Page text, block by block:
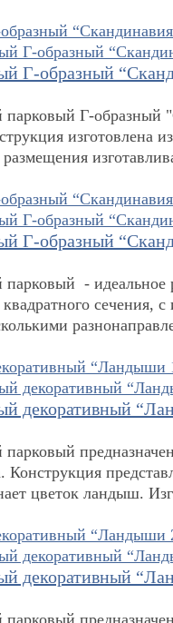
Г-образный
Г-образный
изготовлена
Г-образный
- идеальное
сечения,
декоративный
Конструкция
цветок ландыш.
декоративный